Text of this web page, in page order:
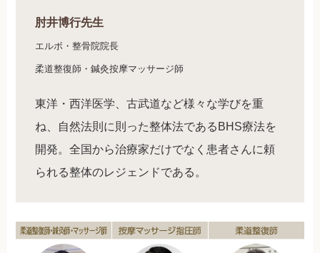
肘井博行先生
エルボ・整骨院院長
柔道整復師・鍼灸按摩マッサージ師
東洋・西洋医学、古武道など様々な学びを重
ね、自然法則に則った整体法であるBHS療法を
開発。全国から治療家だけでなく患者さんに頼
られる整体のレジェンドである。